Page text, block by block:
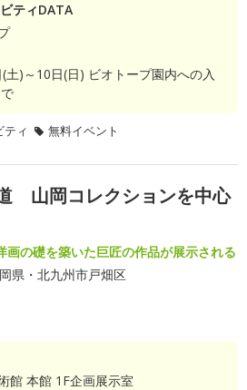
ティDATA
土)～10日(日) ビオトープ園内への入
ティ 無料イベント
山岡コレクションを中心
画の礎を築いた巨匠の作品が展示される
県・北九州市戸畑区
館 本館 1F企画展示室